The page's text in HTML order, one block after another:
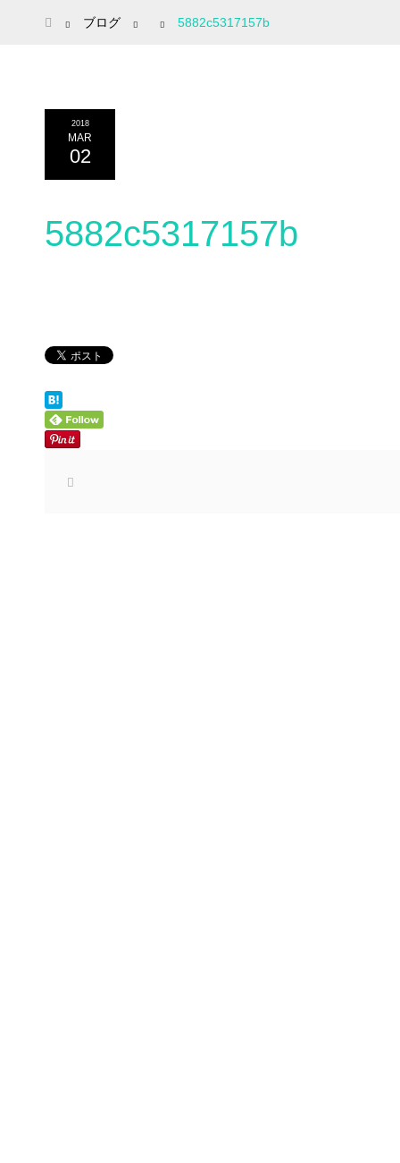
ホームブログ 5882c5317157b
2018
MAR
02
5882c5317157b